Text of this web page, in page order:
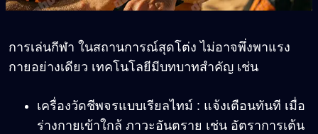
การเล่นกีฬา ในสถานการณ์สุดโต่ง ไม่อาจพึ่งพาแรง
กายอย่างเดียว เทคโนโลยีมีบทบาทสำคัญ เช่น
เครื่องวัดชีพจรแบบเรียลไทม์ : แจ้งเตือนทันที เมื่อ
ร่างกายเข้าใกล้ ภาวะอันตราย เช่น อัตราการเต้น